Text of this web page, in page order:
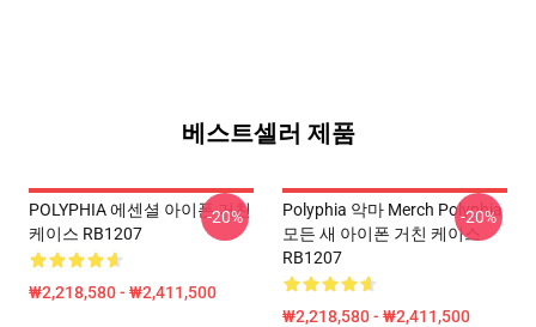
베스트셀러 제품
POLYPHIA 에센셜 아이폰 거친
케이스 RB1207
₩2,218,580 - ₩2,411,500
-20%
Polyphia 악마 Merch Polyphia
모든 새 아이폰 거친 케이스
RB1207
₩2,218,580 - ₩2,411,500
-20%